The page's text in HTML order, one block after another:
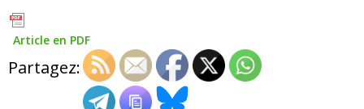
Article en PDF
Partagez: